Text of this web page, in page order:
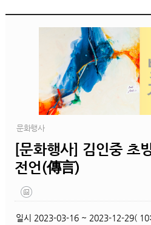
문화행사
[문화행사] 김인중 초
전언(傳言)
일시 2023-03-16 ~ 2023-12-29(